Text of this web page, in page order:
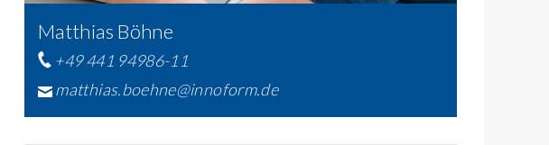
Matthias Böhne
+49 441 94986-11
matthias.boehne@innoform.de